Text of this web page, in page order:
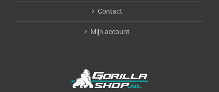
Contact
Mijn account